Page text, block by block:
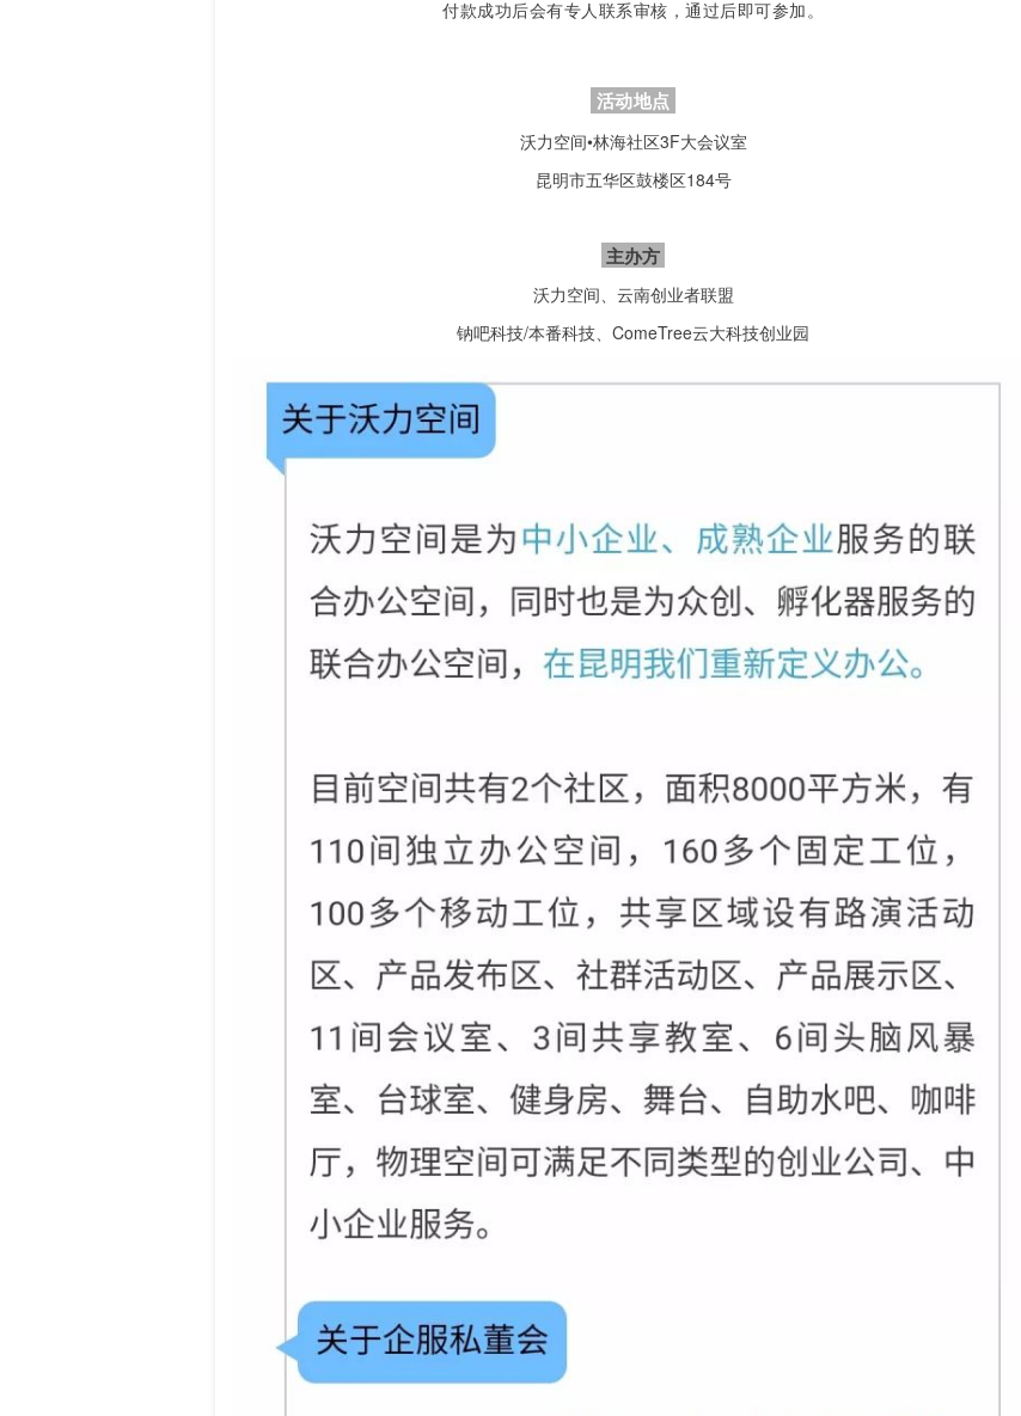
付款成功后会有专人联系审核，通过后即可参加。
活动地点
沃力空间•林海社区3F大会议室
昆明市五华区鼓楼区184号
主办方
沃力空间、云南创业者联盟
钠吧科技/本番科技、ComeTree云大科技创业园